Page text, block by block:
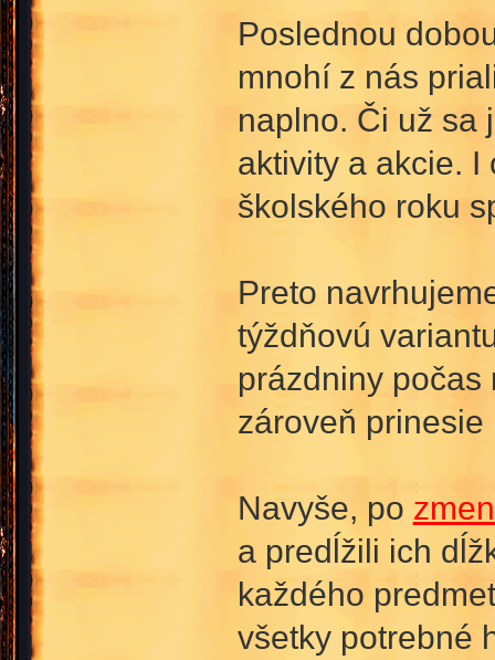
Poslednou
mnohí z nás
naplno. Či už sa
aktivity a akcie.
školského roku
Preto
týždňovú
prázdniny počas
zároveň
Navyše, po
a predĺžili ich
každého
všetky potrebné